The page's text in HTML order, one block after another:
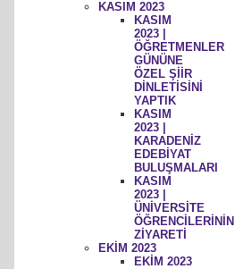
KASIM 2023
KASIM
2023 |
ÖĞRETMENLER
GÜNÜNE
ÖZEL ŞİİR
DİNLETİSİNİ
YAPTIK
KASIM
2023 |
KARADENİZ
EDEBİYAT
BULUŞMALARI
KASIM
2023 |
ÜNİVERSİTE
ÖĞRENCİLERİNİN
ZİYARETİ
EKİM 2023
EKİM 2023